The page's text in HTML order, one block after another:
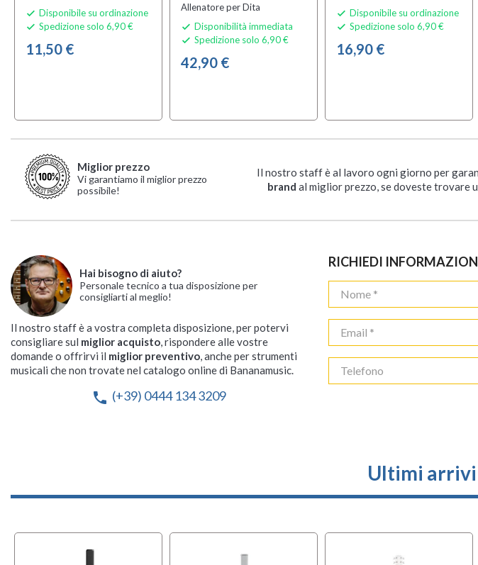
 Disponibile su ordinazione
 Spedizione solo 6,90 €
11,50 €
Allenatore per Dita
 Disponibilità immediata
 Spedizione solo 6,90 €
42,90 €
 Disponibile su ordinazione
 Spedizione solo 6,90 €
16,90 €
Miglior prezzo
Vi garantiamo il miglior prezzo
possibile!
Il nostro staff è al lavoro ogni giorno per
brand al miglior prezzo, se doveste trovare
Hai bisogno di aiuto?
Personale tecnico a tua disposizione per
consigliarti al meglio!
Il nostro staff è a vostra completa disposizione, per potervi
consigliare sul miglior acquisto, rispondere alle vostre
domande o offrirvi il miglior preventivo, anche per strumenti
musicali che non trovate nel catalogo online di Bananamusic.
phone (+39) 0444 134 3209
RICHIEDI
Ultimi